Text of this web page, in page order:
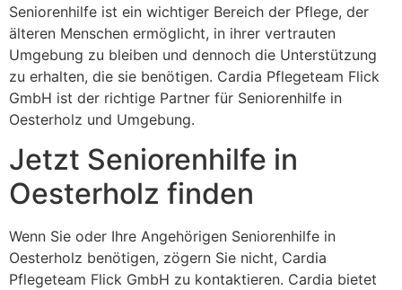
Seniorenhilfe ist ein wichtiger Bereich der Pflege, der
älteren Menschen ermöglicht, in ihrer vertrauten
Umgebung zu bleiben und dennoch die Unterstützung
zu erhalten, die sie benötigen. Cardia Pflegeteam Flick
GmbH ist der richtige Partner für Seniorenhilfe in
Oesterholz und Umgebung.
Jetzt Seniorenhilfe in
Oesterholz finden
Wenn Sie oder Ihre Angehörigen Seniorenhilfe in
Oesterholz benötigen, zögern Sie nicht, Cardia
Pflegeteam Flick GmbH zu kontaktieren. Cardia bietet